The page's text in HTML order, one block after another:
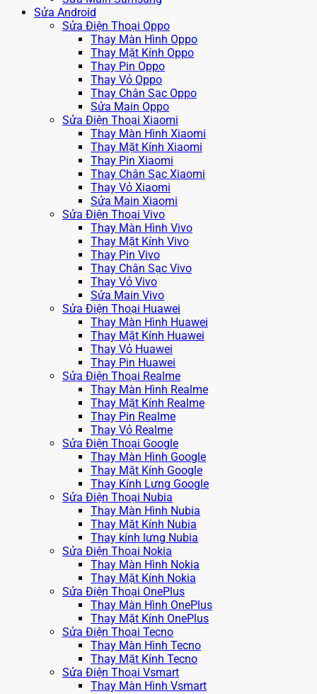
Sửa Android
Sửa Điện Thoại Oppo
Thay Màn Hình Oppo
Thay Mặt Kính Oppo
Thay Pin Oppo
Thay Vỏ Oppo
Thay Chân Sạc Oppo
Sửa Main Oppo
Sửa Điện Thoại Xiaomi
Thay Màn Hình Xiaomi
Thay Mặt Kính Xiaomi
Thay Pin Xiaomi
Thay Chân Sạc Xiaomi
Thay Vỏ Xiaomi
Sửa Main Xiaomi
Sửa Điện Thoại Vivo
Thay Màn Hình Vivo
Thay Mặt Kính Vivo
Thay Pin Vivo
Thay Chân Sạc Vivo
Thay Vỏ Vivo
Sửa Main Vivo
Sửa Điện Thoại Huawei
Thay Màn Hình Huawei
Thay Mặt Kính Huawei
Thay Vỏ Huawei
Thay Pin Huawei
Sửa Điện Thoại Realme
Thay Màn Hình Realme
Thay Mặt Kính Realme
Thay Pin Realme
Thay Vỏ Realme
Sửa Điện Thoại Google
Thay Màn Hình Google
Thay Mặt Kính Google
Thay Kính Lưng Google
Sửa Điện Thoại Nubia
Thay Màn Hình Nubia
Thay Mặt Kính Nubia
Thay kính lưng Nubia
Sửa Điện Thoại Nokia
Thay Màn Hình Nokia
Thay Mặt Kính Nokia
Sửa Điện Thoại OnePlus
Thay Màn Hình OnePlus
Thay Mặt Kính OnePlus
Sửa Điện Thoại Tecno
Thay Màn Hình Tecno
Thay Mặt Kính Tecno
Sửa Điện Thoại Vsmart
Thay Màn Hình Vsmart